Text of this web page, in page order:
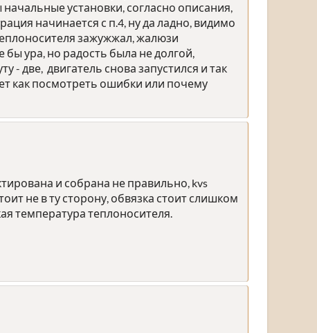
установки, согласно описания,
начинается с п.4, ну да ладно, видимо
зажужжал, жалюзи
бы ура, но радость была не долгой,
- две, двигатель снова запустился и так
как посмотреть ошибки или почему
и собрана не правильно, kvs
не в ту сторону, обвязка стоит слишком
температура теплоносителя.